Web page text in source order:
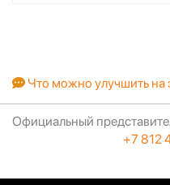
Что можно улучшить на
Официальный
+7 812